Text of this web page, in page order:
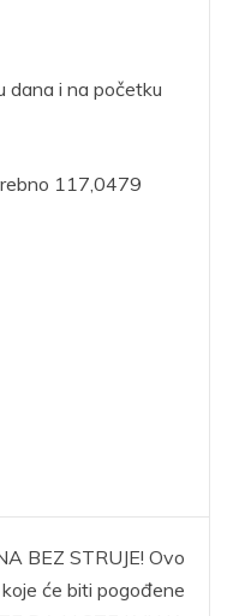
dana i na početku
117,0479
BEZ STRUJE! Ovo
će biti pogođene